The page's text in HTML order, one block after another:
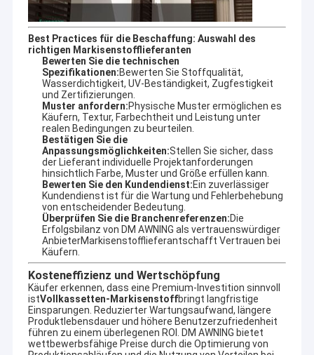
Best Practices für die Beschaffung: Auswahl des
richtigen Markisenstofflieferanten
Bewerten Sie die technischen
Spezifikationen:Bewerten Sie Stoffqualität,
Wasserdichtigkeit, UV-Beständigkeit, Zugfestigkeit
und Zertifizierungen.
Muster anfordern:Physische Muster ermöglichen es
Käufern, Textur, Farbechtheit und Leistung unter
realen Bedingungen zu beurteilen.
Bestätigen Sie die
Anpassungsmöglichkeiten:Stellen Sie sicher, dass
der Lieferant individuelle Projektanforderungen
hinsichtlich Farbe, Muster und Größe erfüllen kann.
Bewerten Sie den Kundendienst:Ein zuverlässiger
Kundendienst ist für die Wartung und Fehlerbehebung
von entscheidender Bedeutung.
Überprüfen Sie die Branchenreferenzen:Die
Erfolgsbilanz von DM AWNING als vertrauenswürdiger
AnbieterMarkisenstofflieferantschafft Vertrauen bei
Käufern.
Kosteneffizienz und Wertschöpfung
Käufer erkennen, dass eine Premium-Investition sinnvoll
istVollkassetten-Markisenstoffbringt langfristige
Einsparungen. Reduzierter Wartungsaufwand, längere
Produktlebensdauer und höhere Benutzerzufriedenheit
führen zu einem überlegenen ROI. DM AWNING bietet
wettbewerbsfähige Preise durch die Optimierung von